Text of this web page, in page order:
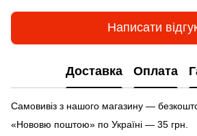
Написати
Доставка Оплата
Самовивіз з нашого магазину —
«Нововю поштою» по Україні — 35 грн.